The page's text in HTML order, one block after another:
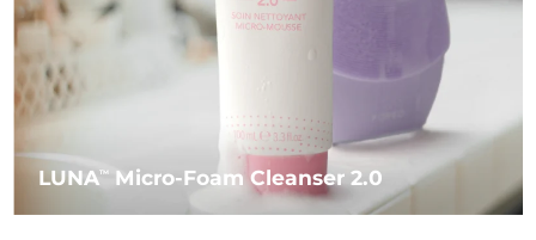
LUNATM Micro-Foam Cleanser 2.0
LUNA™ 4 go
LUNA™ 护肤
Premium cleansers & balm
BEAR™ 设备
Portable red light therapy
面膜
For ages 0-3
issa™ Teeth Whitening Set
FAQ™ 102
FAQ™ 103
Luxurious clinical anti-aging set
FAQ™ 202
FAQ™ 211
Anti-aging neck & décolleté LED mask
生发
LED hair strengthening scalp massager
FAQ™ Scalp Serum
肌肤年轻化
Full-Spectrum Red Light Therapy
FAQ™ 502
保健品
NEW
克罗地亚 8/10/26
塞浦路斯 预计送达日期
捷克 8/10/26
丹麦 预计送达日期8/10/26